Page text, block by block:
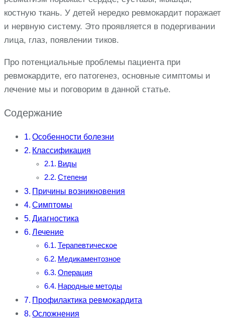
костную ткань. У детей нередко ревмокардит поражает
и нервную систему. Это проявляется в подергивании
лица, глаз, появлении тиков.
Про потенциальные проблемы пациента при
ревмокардите, его патогенез, основные симптомы и
лечение мы и поговорим в данной статье.
Содержание
Особенности болезни
Классификация
Виды
Степени
Причины возникновения
Симптомы
Диагностика
Лечение
Терапевтическое
Медикаментозное
Операция
Народные методы
Профилактика ревмокардита
Осложнения